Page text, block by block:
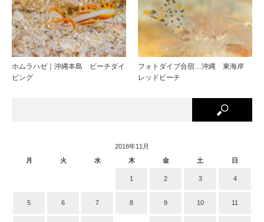
ホムラハゼ｜沖縄本島 ビーチダイ
ビング
フォトダイブ合宿…沖縄 東海岸
レッドビーチ
2018年11月
月
火 水 木 金 土 日
1 2 3 4
5 6 7 8 9 10 11